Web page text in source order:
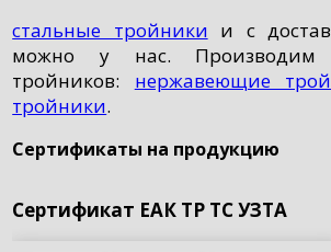
стальные тройники и с
можно у нас.
тройников: нержавеющие
тройники.
Сертификаты на продукцию
Сертификат ЕАК ТР ТС УЗТА